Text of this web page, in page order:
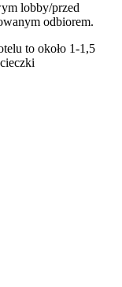
lobby/przed
odbiorem.
to około 1-1,5